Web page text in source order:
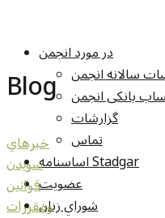
در مورد انجمن
سالانه انجمن
گزارشات
تماس
اساسنامه Stadgar
عضویت
شوراي زنان
Blog
خبرهاي
سويدن
قوانين
ومقررات